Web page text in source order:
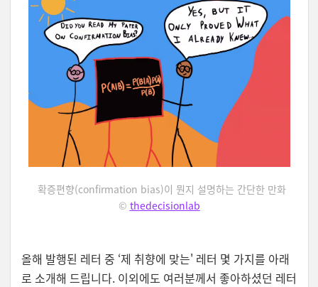
확증편향(confirmation bias)이 뭔지 설명하는 간단한 만화
© thedecisionlab
올해 발행된 레터 중 ‘제 취향에 맞는' 레터 몇 가지를 아래
로 소개해 드립니다. 이외에도 여러분께서 좋아하셨던 레터